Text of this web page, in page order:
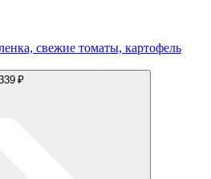
свежие томаты, картофель
₽